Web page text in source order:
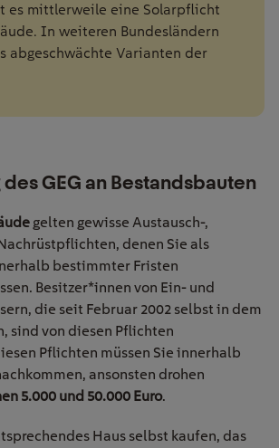
es mittlerweile eine Solarpflicht
In weiteren Bundesländern
abgeschwächte Varianten der
GEG an Bestandsbauten
gelten gewisse Austausch-,
denen Sie als
bestimmter Fristen
Besitzer*innen von Ein- und
die seit Februar 2002 selbst in dem
sind von diesen Pflichten
Pflichten müssen Sie innerhalb
ansonsten drohen
5.000 und 50.000 Euro.
Haus selbst kaufen, das